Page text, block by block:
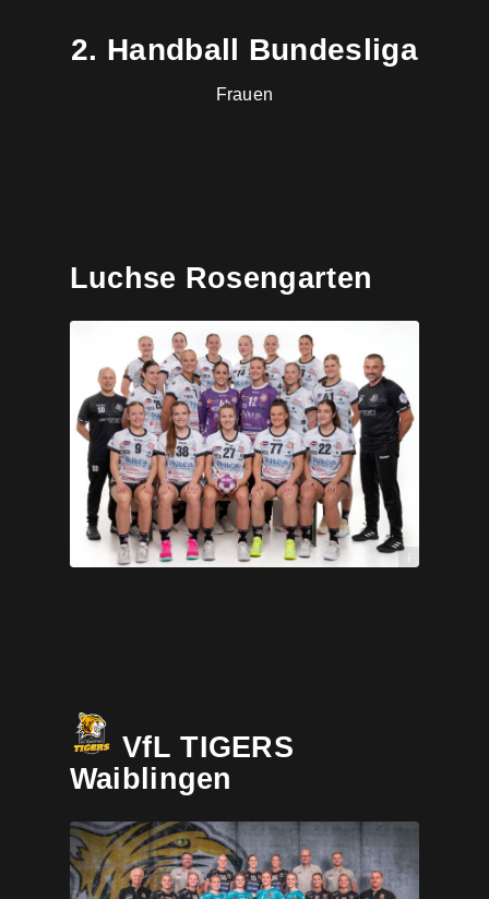
2. Handball Bundesliga
Frauen
Luchse Rosengarten
Jens-SchierenbeckGleis
VfL TIGERS
Waiblingen